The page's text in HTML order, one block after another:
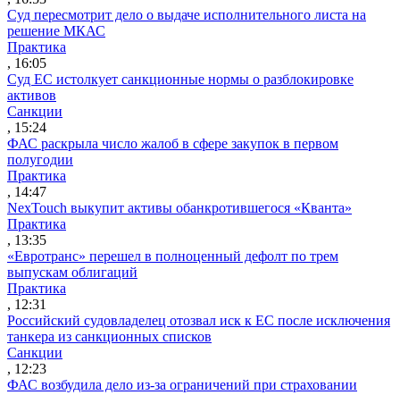
Суд пересмотрит дело о выдаче исполнительного листа на
решение МКАС
Практика
, 16:05
Суд ЕС истолкует санкционные нормы о разблокировке
активов
Санкции
, 15:24
ФАС раскрыла число жалоб в сфере закупок в первом
полугодии
Практика
, 14:47
NexTouch выкупит активы обанкротившегося «Кванта»
Практика
, 13:35
«Евротранс» перешел в полноценный дефолт по трем
выпускам облигаций
Практика
, 12:31
Российский судовладелец отозвал иск к ЕС после исключения
танкера из санкционных списков
Санкции
, 12:23
ФАС возбудила дело из-за ограничений при страховании